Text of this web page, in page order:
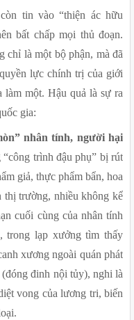
tin vào “thiện ác hữu
bất chấp mọi thủ đoạn.
chỉ là một bộ phận, mà đã
lực chính trị của giới
một. Hậu quả là sự ra
gia:
nhân tính, người hại
trình đậu phụ” bị rút
giả, thực phẩm bẩn, hoa
thị trường, nhiều không kể
cuối cùng của nhân tính
trong lạp xưởng tìm thấy
xương ngoài quán phát
đinh nội tủy), nghi là
vong của lương tri, biến